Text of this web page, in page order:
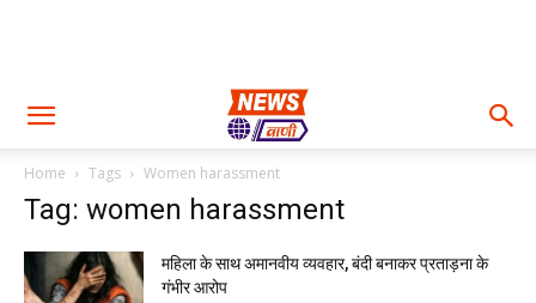
Home Tags Women harassment
Tag: women harassment
महिला के साथ अमानवीय व्यवहार, बंदी बनाकर प्रताड़ना के
गंभीर आरोप